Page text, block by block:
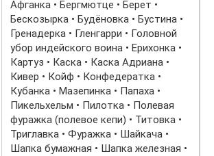
Афганка • Бергмютце • Берет •
Бескозырка • Будёновка • Бустина •
Гренадерка • Гленгарри • Головной
убор индейского воина • Ерихонка •
Картуз • Каска • Каска Адриана •
Кивер • Койф • Конфедератка •
Кубанка • Мазепинка • Папаха •
Пикельхельм • Пилотка • Полевая
фуражка (полевое кепи) • Титовка •
Триглавка • Фуражка • Шайкача •
Шапка бумажная • Шапка железная •